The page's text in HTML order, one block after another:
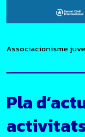
Associacionisme
Pla